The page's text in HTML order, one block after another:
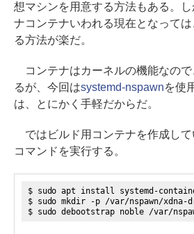
想マシンを用意する方法もある。
ナコンテナいわれる現在となって
る方法が楽だ。
コンテナはカーネルの機能なので
るが、今回はsystemd-nspawnを使
は、とにかく手軽だからだ。
ではビルド用コンテナを作成し
コマンドを実行する。
$ sudo apt install systemd-
$ sudo mkdir -p /var/nspawn/xdna-
$ sudo debootstrap noble /var/